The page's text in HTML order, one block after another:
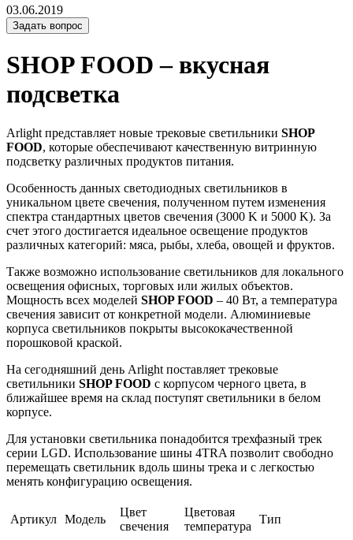
03.06.2019
Задать вопрос
SHOP FOOD – вкусная
подсветка
Arlight представляет новые трековые светильники SHOP
FOOD, которые обеспечивают качественную витринную
подсветку различных продуктов питания.
Особенность данных светодиодных светильников в
уникальном цвете свечения, полученном путем изменения
спектра стандартных цветов свечения (3000 K и 5000 K). За
счет этого достигается идеальное освещение продуктов
различных категорий: мяса, рыбы, хлеба, овощей и фруктов.
Также возможно использование светильников для локального
освещения офисных, торговых или жилых объектов.
Мощность всех моделей SHOP FOOD – 40 Вт, а температура
свечения зависит от конкретной модели. Алюминиевые
корпуса светильников покрыты высококачественной
порошковой краской.
На сегодняшний день Arlight поставляет трековые
светильники SHOP FOOD с корпусом черного цвета, в
ближайшее время на склад поступят светильники в белом
корпусе.
Для установки светильника понадобится трехфазный трек
серии LGD. Использование шины 4TRA позволит свободно
перемещать светильник вдоль шины трека и с легкостью
менять конфигурацию освещения.
Артикул Модель
Цвет
свечения
Цветовая
температура
Тип